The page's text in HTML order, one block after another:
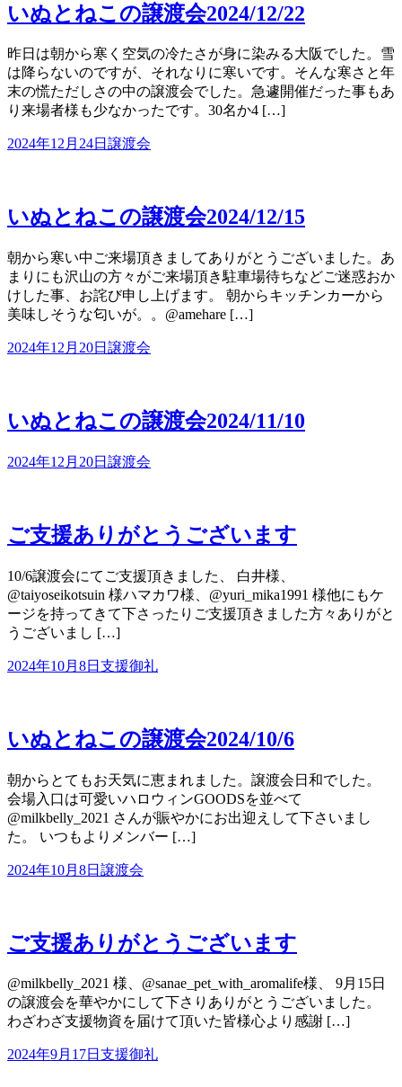
いぬとねこの譲渡会2024/12/22
昨日は朝から寒く空気の冷たさが身に染みる大阪でした。雪
は降らないのですが、それなりに寒いです。そんな寒さと年
末の慌ただしさの中の譲渡会でした。急遽開催だった事もあ
り来場者様も少なかったです。30名か4 […]
2024年12月24日 譲渡会
いぬとねこの譲渡会2024/12/15
朝から寒い中ご来場頂きましてありがとうございました。あ
まりにも沢山の方々がご来場頂き駐車場待ちなどご迷惑おか
けした事、お詫び申し上げます。 朝からキッチンカーから
美味しそうな匂いが。。@amehare […]
2024年12月20日 譲渡会
いぬとねこの譲渡会2024/11/10
2024年12月20日 譲渡会
ご支援ありがとうございます
10/6譲渡会にてご支援頂きました、 白井様、
@taiyoseikotsuin 様ハマカワ様、@yuri_mika1991 様他にもケ
ージを持ってきて下さったりご支援頂きました方々ありがと
うございまし […]
2024年10月8日 支援御礼
いぬとねこの譲渡会2024/10/6
朝からとてもお天気に恵まれました。譲渡会日和でした。
会場入口は可愛いハロウィンGOODSを並べて
@milkbelly_2021 さんが賑やかにお出迎えして下さいまし
た。 いつもよりメンバー […]
2024年10月8日 譲渡会
ご支援ありがとうございます
@milkbelly_2021 様、@sanae_pet_with_aromalife様、 9月15日
の譲渡会を華やかにして下さりありがとうございました。
わざわざ支援物資を届けて頂いた皆様心より感謝 […]
2024年9月17日 支援御礼